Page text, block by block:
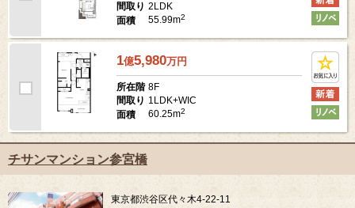
間取り 2LDK
面積
55.99m2
1億5,980万円
所在階 8F
間取り 1LDK+WIC
面積
60.25m2
チサンマンション参宮橋
東京都渋谷区代々木4-22-11